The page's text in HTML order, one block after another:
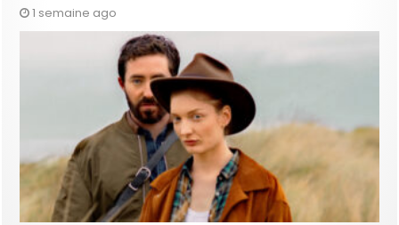
1 semaine ago